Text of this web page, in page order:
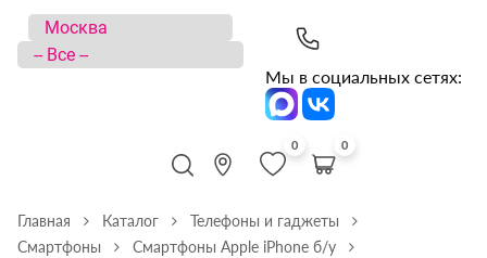
Мы в социальных сетях:
0 0
Главная Каталог
Телефоны и гаджеты
Смартфоны
Смартфоны Apple iPhone б/у